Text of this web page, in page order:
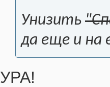
Унизить
да еще и на
УРА!